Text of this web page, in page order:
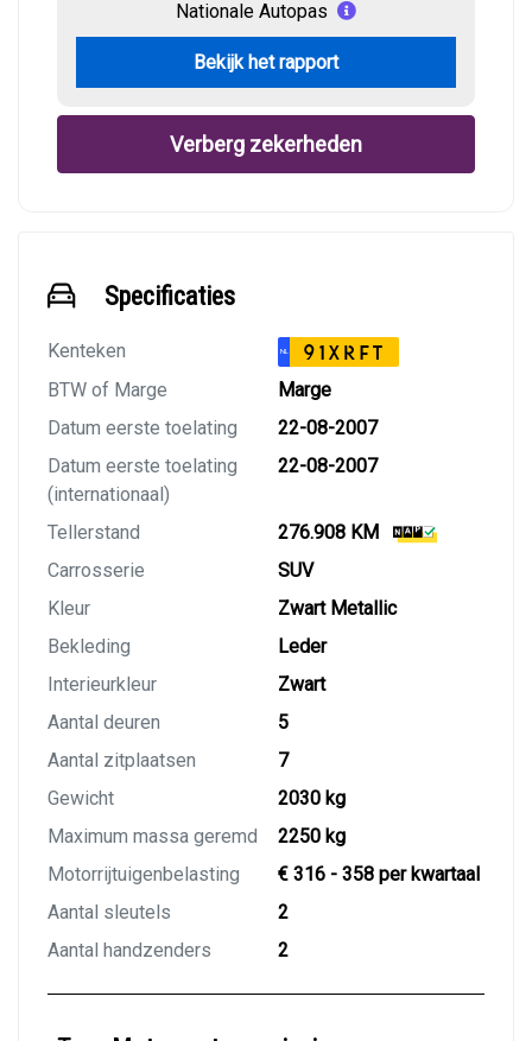
Nationale Autopas
Bekijk het rapport
Verberg zekerheden
Specificaties
Kenteken NL 91XRFT
BTW of Marge
Marge
Datum eerste toelating
22-08-2007
Datum eerste toelating
(internationaal)
22-08-2007
Tellerstand
276.908 KM
Carrosserie
SUV
Kleur
Zwart Metallic
Bekleding
Leder
Interieurkleur
Zwart
Aantal deuren
5
Aantal zitplaatsen
7
Gewicht
2030 kg
Maximum massa geremd
2250 kg
Motorrijtuigenbelasting
€ 316 - 358 per kwartaal
Aantal sleutels
2
Aantal handzenders
2